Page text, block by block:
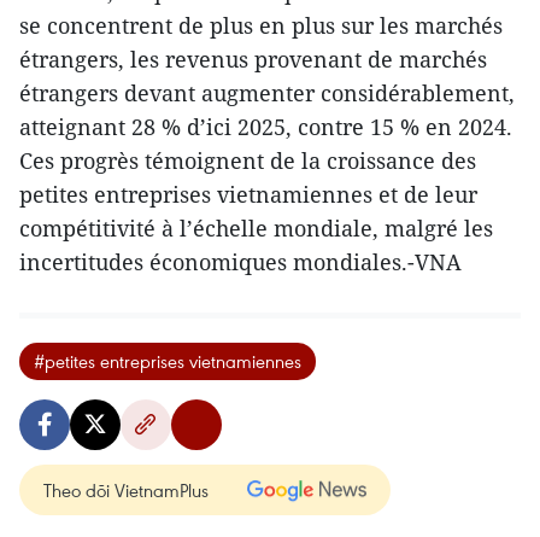
se concentrent de plus en plus sur les marchés
étrangers, les revenus provenant de marchés
étrangers devant augmenter considérablement,
atteignant 28 % d’ici 2025, contre 15 % en 2024.
Ces progrès témoignent de la croissance des
petites entreprises vietnamiennes et de leur
compétitivité à l’échelle mondiale, malgré les
incertitudes économiques mondiales.-VNA
#petites entreprises vietnamiennes
Theo dõi VietnamPlus